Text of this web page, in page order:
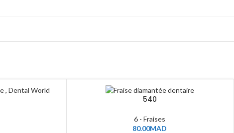
540
6 - Fraises
80.00MAD